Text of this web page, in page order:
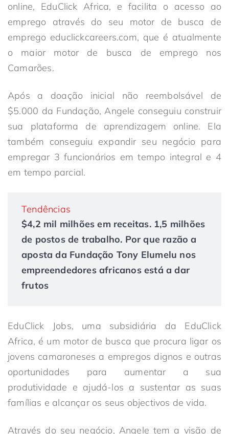
online, EduClick Africa, e facilita o acesso ao
emprego através do seu motor de busca de
emprego educlickcareers.com, que é atualmente
o maior motor de busca de emprego nos
Camarões.
Após a doação inicial não reembolsável de
$5.000 da Fundação, Angele conseguiu construir
sua plataforma de aprendizagem online. Ela
também conseguiu expandir seu negócio para
empregar 3 funcionários em tempo integral e 4
em tempo parcial.
Tendências
$4,2 mil milhões em receitas. 1,5 milhões
de postos de trabalho. Por que razão a
aposta da Fundação Tony Elumelu nos
empreendedores africanos está a dar
frutos
EduClick Jobs, uma subsidiária da EduClick
Africa, é um motor de busca que procura ligar os
jovens camaroneses a empregos dignos e outras
oportunidades para aumentar a sua
produtividade e ajudá-los a sustentar as suas
famílias e alcançar os seus objectivos de vida.
Através do seu negócio, Angele tem a visão de